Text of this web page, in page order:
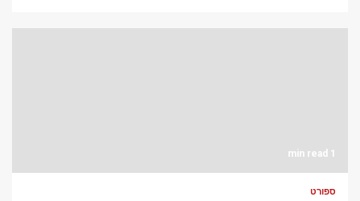
1 min read
ספורט